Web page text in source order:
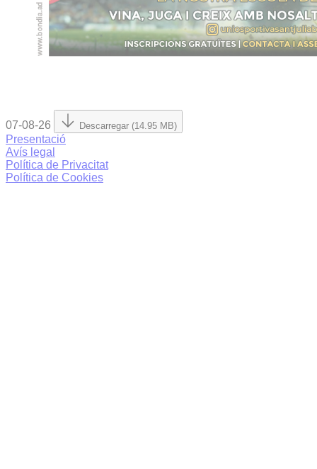
07-08-26 Descarregar (14.95 MB)
Presentació
Avís legal
Política de Privacitat
Política de Cookies